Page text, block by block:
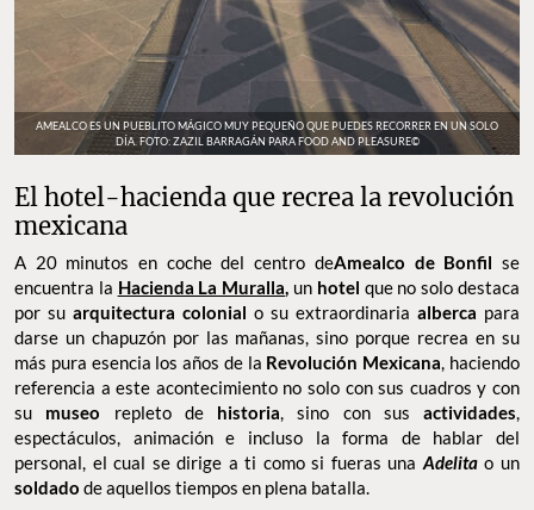
AMEALCO ES UN PUEBLITO MÁGICO MUY PEQUEÑO QUE PUEDES RECORRER EN UN SOLO
DÍA. FOTO: ZAZIL BARRAGÁN PARA FOOD AND PLEASURE©
El hotel-hacienda que recrea la revolución
mexicana
A 20 minutos en coche del centro deAmealco de Bonfilse
encuentra la Hacienda La Muralla, un hotel que no solo destaca
por su arquitectura colonial o su extraordinaria alberca para
darse un chapuzón por las mañanas, sino porque recrea en su
más pura esencia los años de la Revolución Mexicana, haciendo
referencia a este acontecimiento no solo con sus cuadros y con
su museo repleto de historia, sino con sus actividades,
espectáculos, animación e incluso la forma de hablar del
personal, el cual se dirige a ti como si fueras una Adelitao un
soldado de aquellos tiempos en plena batalla.